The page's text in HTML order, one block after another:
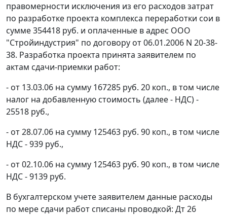
правомерности исключения из его расходов затрат
по разработке проекта комплекса переработки сои в
сумме 354418 руб. и оплаченные в адрес ООО
"Стройиндустрия" по договору от 06.01.2006 N 20-38-
38. Разработка проекта принята заявителем по
актам сдачи-приемки работ:
- от 13.03.06 на сумму 167285 руб. 20 коп., в том числе
налог на добавленную стоимость (далее - НДС) -
25518 руб.,
- от 28.07.06 на сумму 125463 руб. 90 коп., в том числе
НДС - 939 руб.,
- от 02.10.06 на сумму 125463 руб. 90 коп., в том числе
НДС - 9139 руб.
В бухгалтерском учете заявителем данные расходы
по мере сдачи работ списаны проводкой: Дт 26